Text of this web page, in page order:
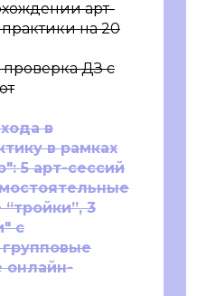
арт-
на 20
ДЗ с
в
в рамках
5 арт-сессий
3
с
онлайн-